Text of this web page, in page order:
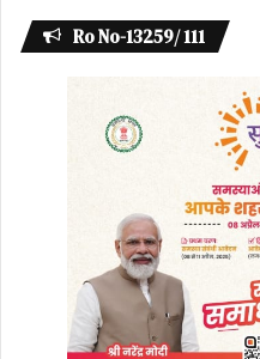
Ro No-13259/ 111